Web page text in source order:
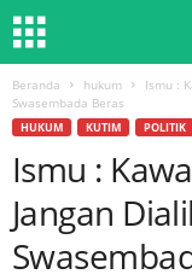
Beranda hukum
Ismu :
Swasembada Beras
HUKUM KUTIM POLITIK
Ismu :
Jangan